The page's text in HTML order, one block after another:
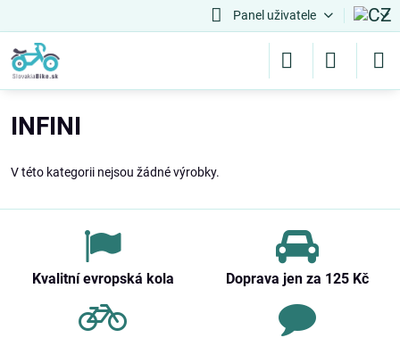
Panel uživatele
INFINI
V této kategorii nejsou žádné výrobky.
Kvalitní evropská kola Doprava jen za 125 Kč